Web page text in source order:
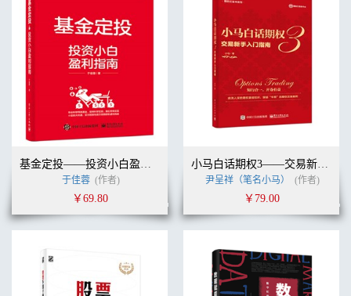
于佳蓉 (作者)
￥69.80
尹呈祥（笔名小马） (作者)
￥79.00